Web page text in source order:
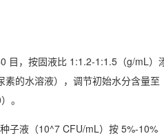
目，按固液比 1:1.2-1:1.5（g/mL）
的水溶液），调节初始水分含量至
。
子液（10^7 CFU/mL）按 5%-10%